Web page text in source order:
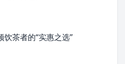
茶者的“实惠之选”